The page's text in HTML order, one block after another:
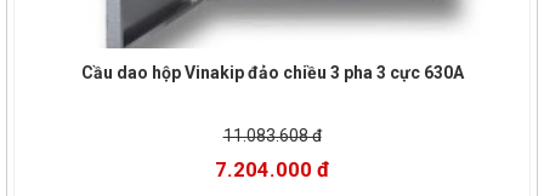
Cầu dao hộp Vinakip đảo chiều 3 pha 3 cực 630A
11.083.608 đ
7.204.000 đ